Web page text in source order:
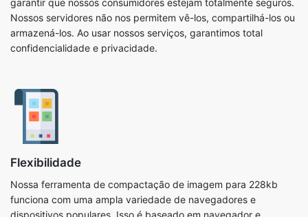
Flexibilidade
funciona com uma ampla variedade de navegadores e
dispositivos populares. Isso é baseado em navegador e
Como resultado, você terá acesso fácil a essa ferramenta.
Quando você usa a ferramenta de compactação de imagem